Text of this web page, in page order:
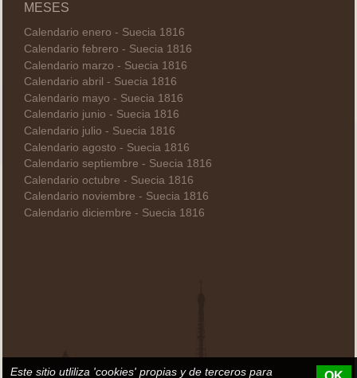
MESES
Calendario enero - Suecia 1816
Calendario febrero - Suecia 1816
Calendario marzo - Suecia 1816
Calendario abril - Suecia 1816
Calendario mayo - Suecia 1816
Calendario junio - Suecia 1816
Calendario julio - Suecia 1816
Calendario agosto - Suecia 1816
Calendario septiembre - Suecia 1816
Calendario octubre - Suecia 1816
Calendario noviembre - Suecia 1816
Calendario diciembre - Suecia 1816
Este sitio utliliza 'cookies' propias y de terceros para